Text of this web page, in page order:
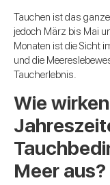
Tauchen ist das
jedoch März bis Mai
Monaten ist die Sicht
und die
Taucherlebnis.
Wie
Meer aus?